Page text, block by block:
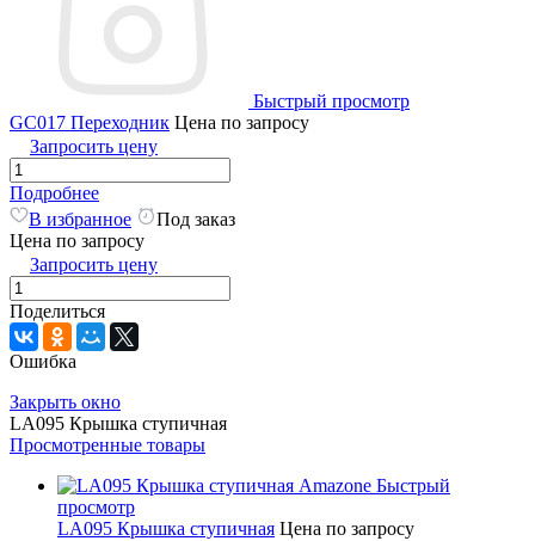
Быстрый просмотр
GC017 Переходник Цена по запросу
Запросить цену
Подробнее
В избранное
Под заказ
Цена по запросу
Запросить цену
Поделиться
Ошибка
Закрыть окно
LA095 Крышка ступичная
Просмотренные товары
Быстрый
просмотр
LA095 Крышка ступичная Цена по запросу